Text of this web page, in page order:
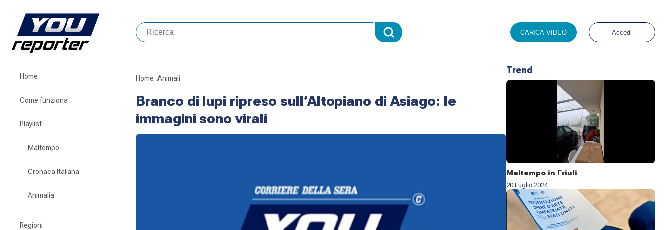
CARICA VIDEO Accedi
Home
Come funziona
Playlist
Maltempo
Cronaca Italiana
Animalia
Regioni
Home Animali
Branco di lupi ripreso sull’Altopiano di Asiago: le
immagini sono virali
Trend
Maltempo in Friuli
20 Luglio 2024